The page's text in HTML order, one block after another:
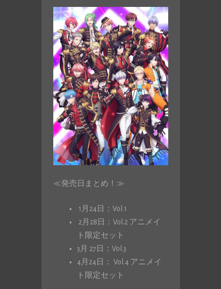
≪発売日まとめ！≫
1月24日：Vol.1
2月28日：Vol.2 アニメイ
ト限定セット
3月 27日：Vol.3
4月24日： Vol.4 アニメイ
ト限定セット